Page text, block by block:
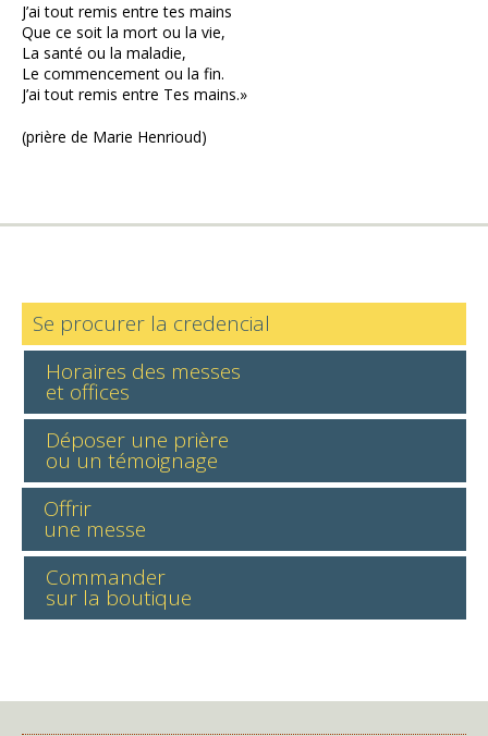
J’ai tout remis entre tes mains
Que ce soit la mort ou la vie,
La santé ou la maladie,
Le commencement ou la fin.
J’ai tout remis entre Tes mains.»
(prière de Marie Henrioud)
Se procurer la credencial
Horaires des messes
et offices
Déposer une prière
ou un témoignage
Offrir
une messe
Commander
sur la boutique